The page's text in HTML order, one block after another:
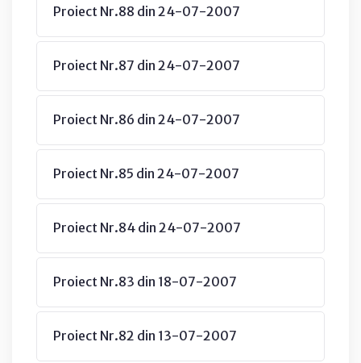
Proiect Nr.88 din 24-07-2007
Proiect Nr.87 din 24-07-2007
Proiect Nr.86 din 24-07-2007
Proiect Nr.85 din 24-07-2007
Proiect Nr.84 din 24-07-2007
Proiect Nr.83 din 18-07-2007
Proiect Nr.82 din 13-07-2007